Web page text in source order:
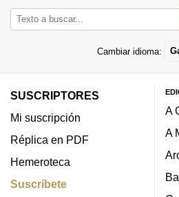
Cambiar idioma:
SUSCRIPTORES
Mi suscripción
Réplica en PDF
Hemeroteca
Suscríbete
A
A